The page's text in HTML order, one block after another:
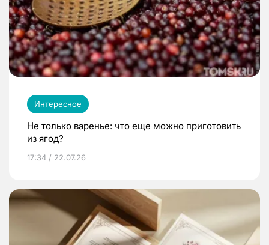
Интересное
Не только варенье: что еще можно приготовить
из ягод?
17:34 / 22.07.26